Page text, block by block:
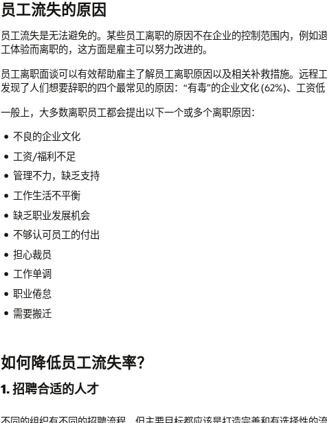
员工流失的原因
员工流失是无法避免的。某些员工离职的原因不在企业的控制范围内，例如
工体验而离职的，这方面是雇主可以努力改进的。
员工离职面谈可以有效帮助雇主了解员工离职原因以及相关补救措施。远程
发现了人们想要辞职的四个最常见的原因：“有毒”的企业文化 (62%)、工资
一般上，大多数离职员工都会提出以下一个或多个离职原因：
不良的企业文化
工资/福利不足
管理不力，缺乏支持
工作生活不平衡
缺乏职业发展机会
不够认可员工的付出
担心裁员
工作单调
职业倦怠
需要搬迁
如何降低员工流失率？
1. 招聘合适的人才